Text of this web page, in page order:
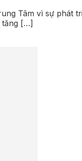
Tâm vì sự
tăng […]